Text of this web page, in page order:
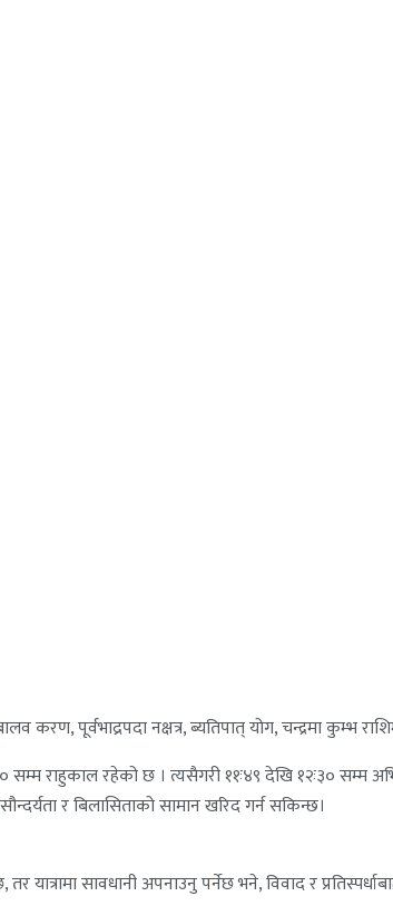
पूर्वभाद्रपदा नक्षत्र, ब्यतिपात् योग, चन्द्रमा कुम्भ
राहुकाल रहेको छ । त्यसैगरी ११ः४९ देखि १२ः३० सम्म
र बिलासिताको सामान खरिद गर्न सकिन्छ।
सावधानी अपनाउनु पर्नेछ भने, विवाद र